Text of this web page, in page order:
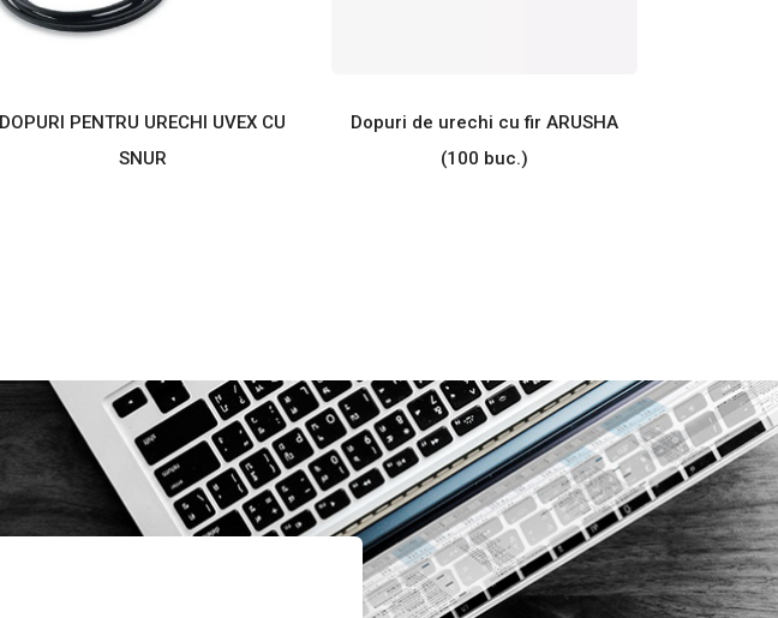
DOPURI PENTRU URECHI UVEX CU
SNUR
Dopuri de urechi cu fir ARUSHA
(100 buc.)